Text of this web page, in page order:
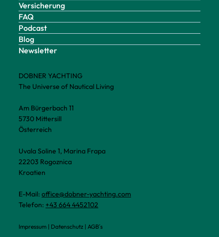
DOBNER YACHTING
The Universe of Nautical Living
Am Bürgerbach 11
5730 Mittersill
Österreich
Uvala Soline 1, Marina Frapa
22203 Rogoznica
Kroatien
E-Mail:office@dobner-yachting.com
Telefon: +43 664 4452102
Impressum| Datenschutz| AGB´s
Versicherung
FAQ
Podcast
Blog
Newsletter